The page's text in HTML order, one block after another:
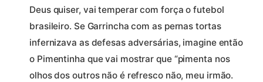
Deus quiser, vai temperar com força o futebol
brasileiro. Se Garrincha com as pernas tortas
infernizava as defesas adversárias, imagine então
o Pimentinha que vai mostrar que “pimenta nos
olhos dos outros não é refresco não, meu irmão.